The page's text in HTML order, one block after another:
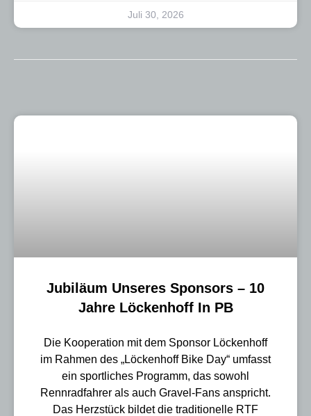
Juli 30, 2026
Jubiläum Unseres Sponsors – 10
Jahre Löckenhoff In PB
Die Kooperation mit dem Sponsor Löckenhoff
im Rahmen des „Löckenhoff Bike Day“ umfasst
ein sportliches Programm, das sowohl
Rennradfahrer als auch Gravel-Fans anspricht.
Das Herzstück bildet die traditionelle RTF